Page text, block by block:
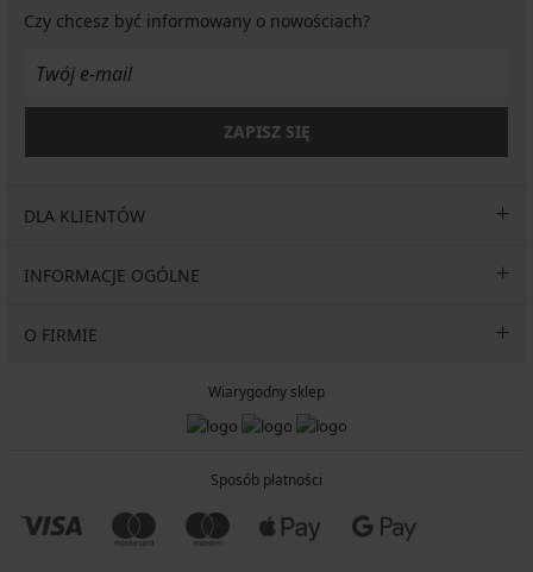
Czy chcesz być informowany o nowościach?
ZAPISZ SIĘ
DLA KLIENTÓW
INFORMACJE OGÓLNE
O FIRMIE
Wiarygodny sklep
Sposób płatności